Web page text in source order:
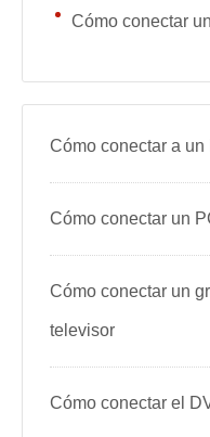
Cómo conectar
Cómo conectar a
Cómo conectar un
Cómo conectar un
televisor
Cómo conectar el